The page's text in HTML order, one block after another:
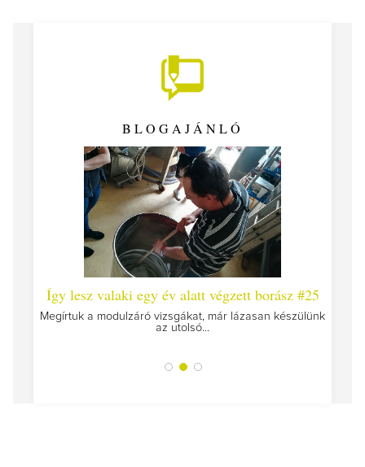
BLOGAJÁNLÓ
Így lesz valaki egy év alatt végzett borász #25
Megírtuk a modulzáró vizsgákat, már lázasan készülünk
az utolsó...